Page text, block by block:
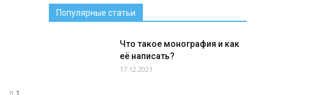
1
Популярные статьи
Что такое монография и как
её написать?
17.12.2021